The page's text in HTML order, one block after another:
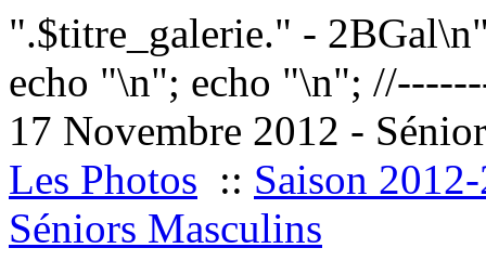
".$titre_galerie." -
echo "\n"; echo "\n";
17 Novembre 2012 -
Les Photos :: Saison
Séniors Masculins